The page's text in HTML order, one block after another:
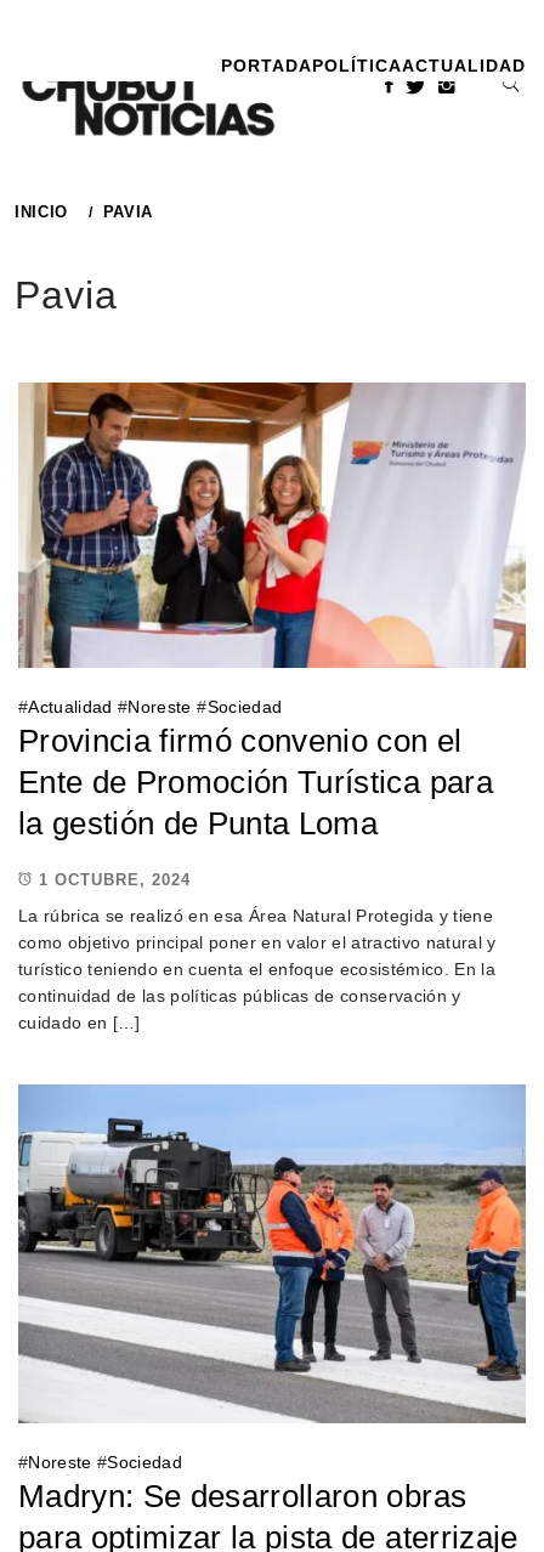
contenido
PORTADAPOLÍTICAACTUALIDAD
INICIO PAVIA
Pavia
#Actualidad #Noreste #Sociedad
Provincia firmó convenio con el
Ente de Promoción Turística para
la gestión de Punta Loma
1 OCTUBRE, 2024
La rúbrica se realizó en esa Área Natural Protegida y tiene
como objetivo principal poner en valor el atractivo natural y
turístico teniendo en cuenta el enfoque ecosistémico. En la
continuidad de las políticas públicas de conservación y
cuidado en […]
#Noreste #Sociedad
Madryn: Se desarrollaron obras
para optimizar la pista de aterrizaje